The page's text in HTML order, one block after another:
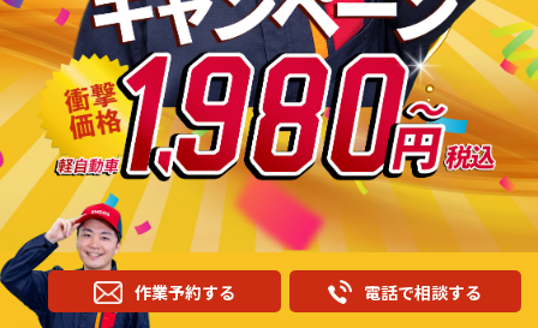
作業予約する 電話で相談する